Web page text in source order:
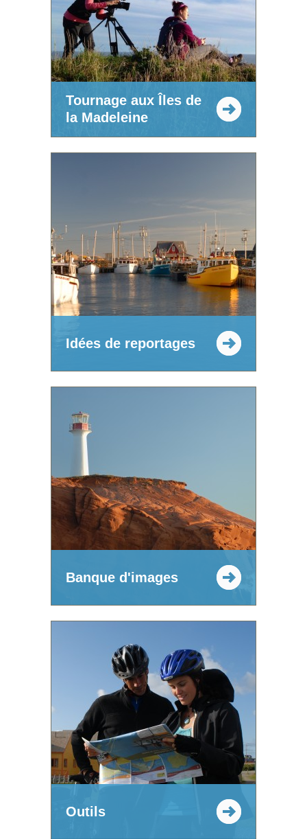
Tournage aux Îles de
la Madeleine
Idées de reportages
Banque d'images
Outils